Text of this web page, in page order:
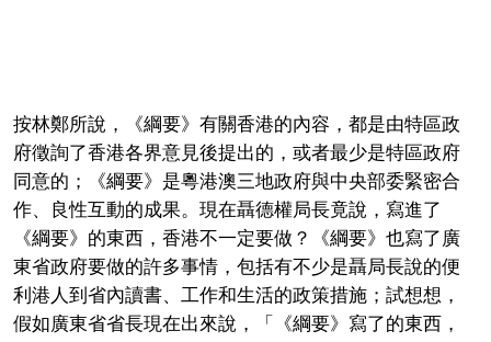
按林鄭所說，《綱要》有關香港的內容，都是由特區政
府徵詢了香港各界意見後提出的，或者最少是特區政府
同意的；《綱要》是粵港澳三地政府與中央部委緊密合
作、良性互動的成果。現在聶德權局長竟說，寫進了
《綱要》的東西，香港不一定要做？《綱要》也寫了廣
東省政府要做的許多事情，包括有不少是聶局長說的便
利港人到省內讀書、工作和生活的政策措施；試想想，
假如廣東省省長現在出來說，「《綱要》寫了的東西，